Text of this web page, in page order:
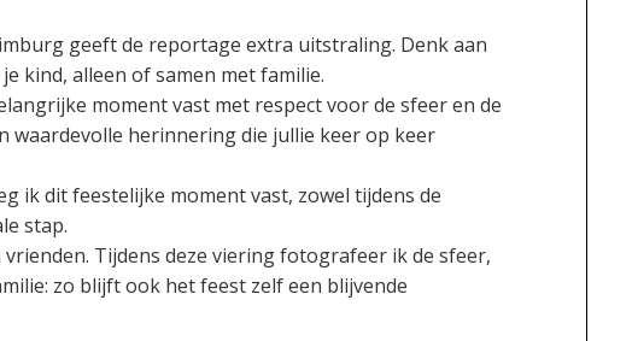
geeft de reportage extra uitstraling. Denk aan
kind, alleen of samen met familie.
moment vast met respect voor de sfeer en de
waardevolle herinnering die jullie keer op keer
ik dit feestelijke moment vast, zowel tijdens de
stap.
Tijdens deze viering fotografeer ik de sfeer,
zo blijft ook het feest zelf een blijvende